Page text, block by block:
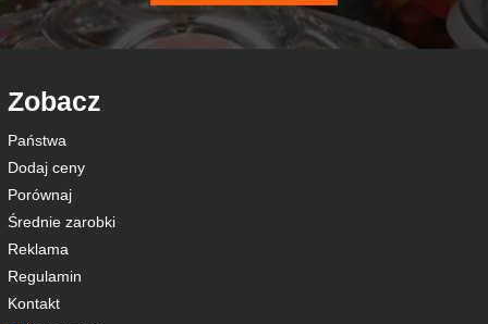
Zobacz
Państwa
Dodaj ceny
Porównaj
Średnie zarobki
Reklama
Regulamin
Kontakt